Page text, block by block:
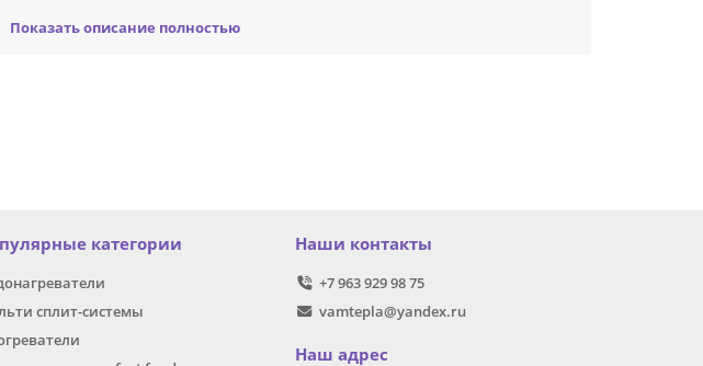
для тепловых линий:
быть использованы в комплексных решениях для управления
Показать описание полностью
категории
сплит-системы
Наши контакты
+7 963 929 98 75
vamtepla@yandex.ru
Наш адрес